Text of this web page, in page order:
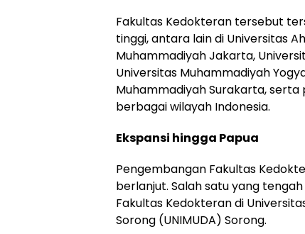
Fakultas Kedokteran tersebut
tinggi, antara lain di Universitas
Muhammadiyah Jakarta,
Universitas Muhammadiyah
Muhammadiyah Surakarta, serta
berbagai wilayah Indonesia.
Ekspansi hingga Papua
Pengembangan Fakultas
berlanjut. Salah satu yang
Fakultas Kedokteran di
Sorong (UNIMUDA) Sorong.